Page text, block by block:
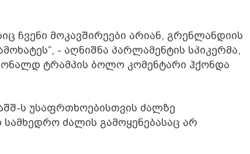
ჩვენი მოკავშირეები არიან, გრენლანდიის
- აღნიშნა პარლამენტის სპიკერმა,
ტრამპის ბოლო კომენტარი ჰქონდა
ს უსაფრთხოებისთვის ძალზე
სამხედრო ძალის გამოყენებასაც არ